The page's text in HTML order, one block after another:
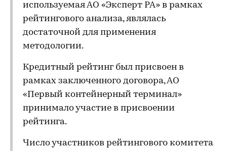
используемая АО «Эксперт РА» в рамках
рейтингового анализа, являлась
достаточной для применения
методологии.
Кредитный рейтинг был присвоен в
рамках заключенного договора, АО
«Первый контейнерный терминал»
принимало участие в присвоении
рейтинга.
Число участников рейтингового комитета